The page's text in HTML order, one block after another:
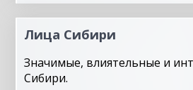
Лица Сибири
Значимые, влиятельные и
Сибири.